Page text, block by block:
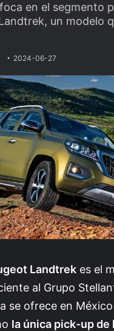
en el segmento
un modelo
Send
email
2024-06-27
Landtrek es el
al Grupo
se ofrece en
la única pick-up de